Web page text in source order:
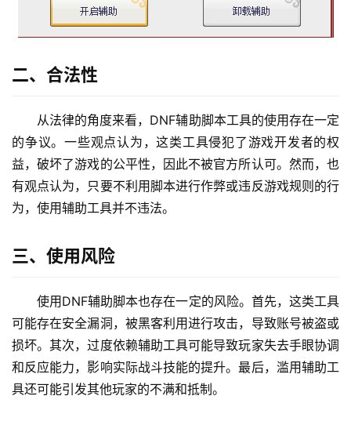
二、合法性
从法律的角度来看，DNF辅助脚本工具的使用存在一定
的争议。一些观点认为，这类工具侵犯了游戏开发者的权
益，破坏了游戏的公平性，因此不被官方所认可。然而，也
有观点认为，只要不利用脚本进行作弊或违反游戏规则的行
为，使用辅助工具并不违法。
三、使用风险
使用DNF辅助脚本也存在一定的风险。首先，这类工具
可能存在安全漏洞，被黑客利用进行攻击，导致账号被盗或
损坏。其次，过度依赖辅助工具可能导致玩家失去手眼协调
和反应能力，影响实际战斗技能的提升。最后，滥用辅助工
具还可能引发其他玩家的不满和抵制。